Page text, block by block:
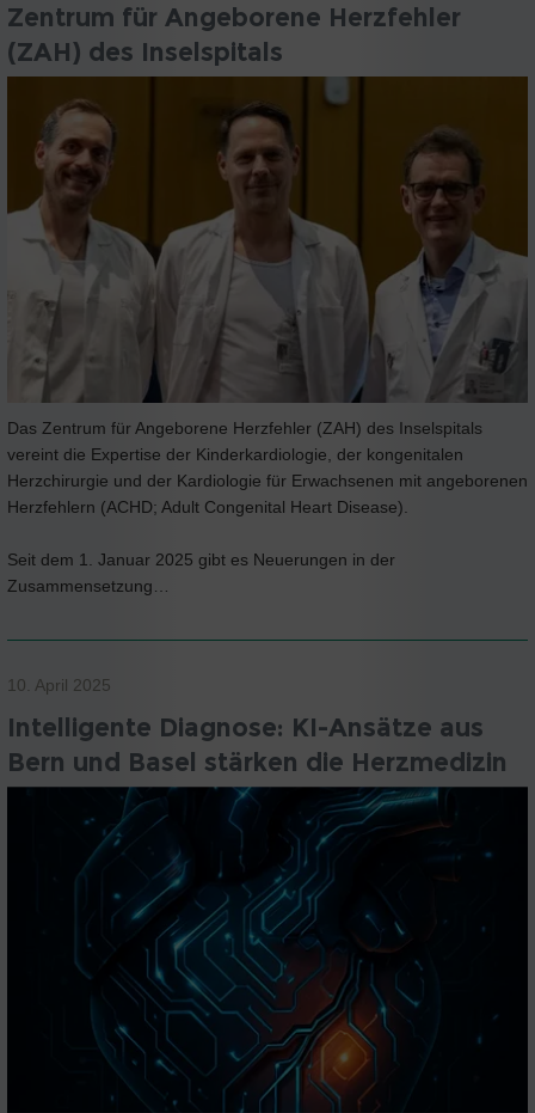
Zentrum für Angeborene Herzfehler
(ZAH) des Inselspitals
Das Zentrum für Angeborene Herzfehler (ZAH) des Inselspitals
vereint die Expertise der Kinderkardiologie, der kongenitalen
Herzchirurgie und der Kardiologie für Erwachsenen mit angeborenen
Herzfehlern (ACHD; Adult Congenital Heart Disease).
Seit dem 1. Januar 2025 gibt es Neuerungen in der
Zusammensetzung…
10. April 2025
Intelligente Diagnose: KI-Ansätze aus
Bern und Basel stärken die Herzmedizin